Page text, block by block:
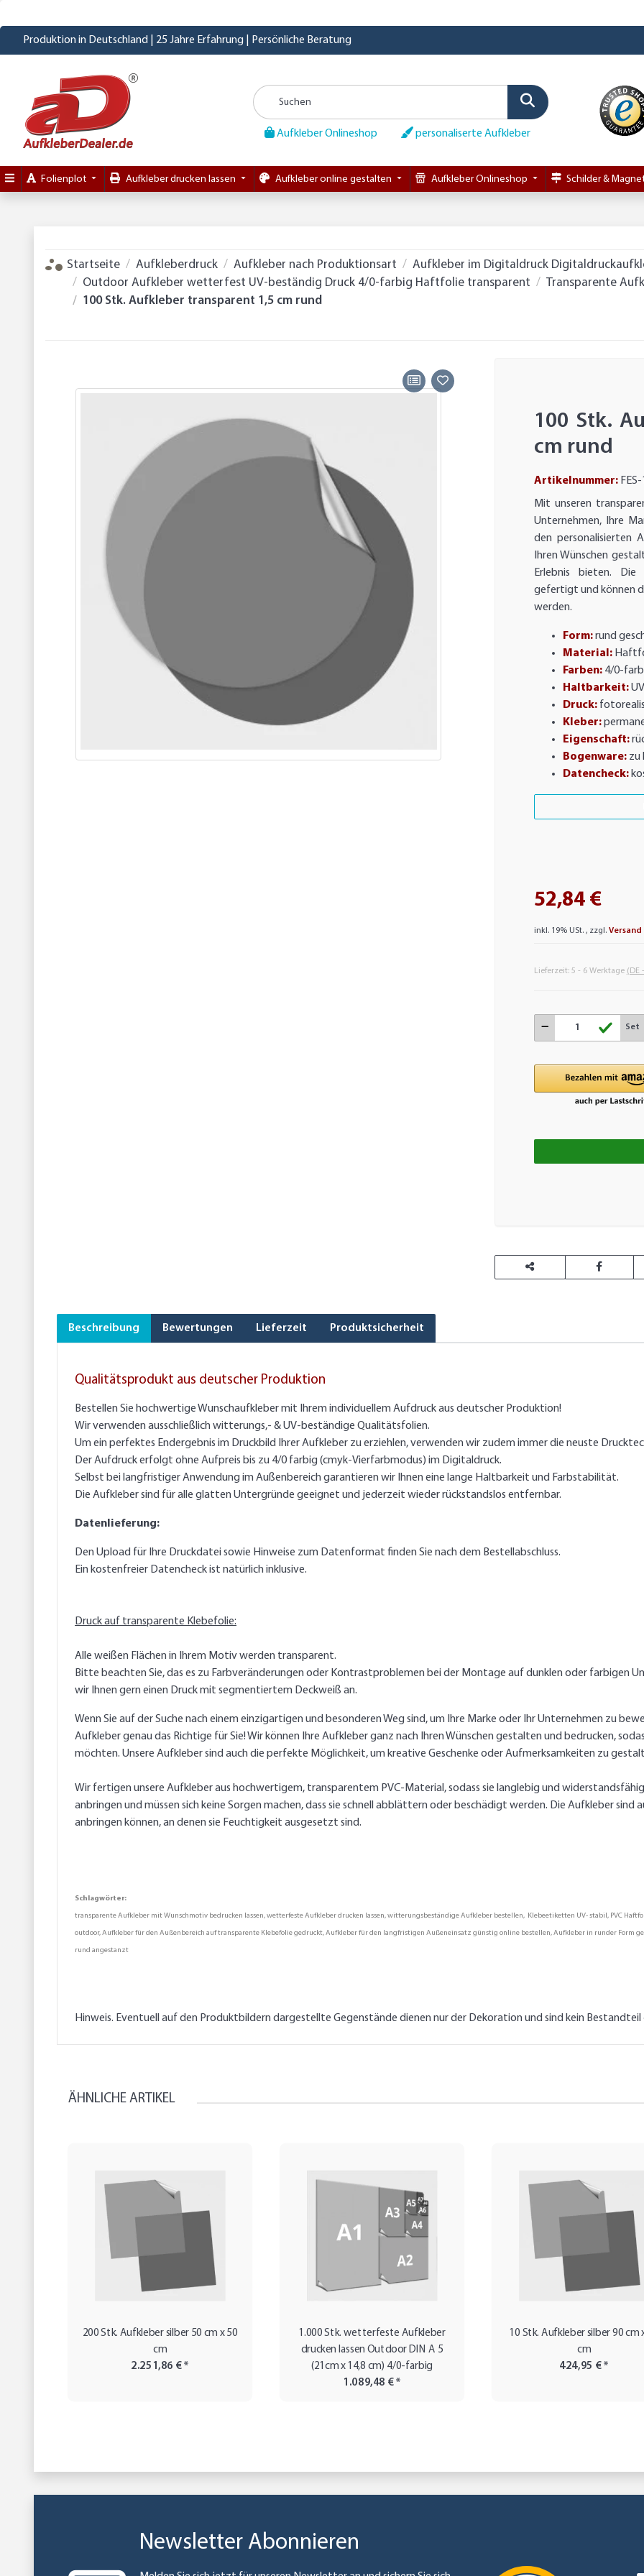
Produktion in Deutschland | 25 Jahre Erfahrung | Persönliche Beratung
Aufkleber Onlineshop personaliserte Aufkleber
Folienplot Aufkleber drucken lassen Aufkleber online gestalten Aufkleber Onlineshop Schilder &
Startseite Aufkleberdruck Aufkleber nach Produktionsart
Aufkleber im Digitaldruck
Outdoor Aufkleber wetterfest UV-beständig Druck 4/0-farbig Haftfolie transparent
Transparente
100 Stk. Aufkleber transparent 1,5 cm rund
100 Stk.
cm rund
Artikelnummer:
Mit unseren
Unternehmen, Ihre
den personalisierten
Ihren Wünschen
Erlebnis bieten.
gefertigt und können
werden.
Form:rund
Material:
Farben:4/0-
Haltbarkeit:
Druck:
Kleber:
Eigenschaft:
Bogenware:zu
Datencheck:
52,84 €
inkl. 19% USt. , zzgl. Versand
Lieferzeit: 5 - 6 Werktage (DE
Set
Beschreibung Bewertungen Lieferzeit Produktsicherheit
Qualitätsprodukt aus deutscher Produktion
Bestellen Sie hochwertige Wunschaufkleber mit Ihrem individuellem Aufdruck aus deutscher Produktion!
Wir verwenden ausschließlich witterungs,- & UV-beständige Qualitätsfolien.
Um ein perfektes Endergebnis im Druckbild Ihrer Aufkleber zu erziehlen, verwenden wir zudem immer die neuste
Der Aufdruck erfolgt ohne Aufpreis bis zu 4/0 farbig (cmyk-Vierfarbmodus) im Digitaldruck.
Selbst bei langfristiger Anwendung im Außenbereich garantieren wir Ihnen eine lange Haltbarkeit und Farbstabilität.
Die Aufkleber sind für alle glatten Untergründe geeignet und jederzeit wieder rückstandslos entfernbar.
Datenlieferung:
Den Upload für Ihre Druckdatei sowie Hinweise zum Datenformat finden Sie nach dem Bestellabschluss.
Ein kostenfreier Datencheck ist natürlich inklusive.
Druck auf transparente Klebefolie:
Alle weißen Flächen in Ihrem Motiv werden transparent.
Bitte beachten Sie, das es zu Farbveränderungen oder Kontrastproblemen bei der Montage auf dunklen oder farbigen
wir Ihnen gern einen Druck mit segmentiertem Deckweiß an.
Wenn Sie auf der Suche nach einem einzigartigen und besonderen Weg sind, um Ihre Marke oder Ihr Unternehmen zu
Aufkleber genau das Richtige für Sie! Wir können Ihre Aufkleber ganz nach Ihren Wünschen gestalten und bedrucken,
möchten. Unsere Aufkleber sind auch die perfekte Möglichkeit, um kreative Geschenke oder Aufmerksamkeiten zu
Wir fertigen unsere Aufkleber aus hochwertigem, transparentem PVC-Material, sodass sie langlebig und
anbringen und müssen sich keine Sorgen machen, dass sie schnell abblättern oder beschädigt werden. Die Aufkleber sind
anbringen können, an denen sie Feuchtigkeit ausgesetzt sind.
Schlagwörter:
transparente Aufkleber mit Wunschmotiv bedrucken lassen, wetterfeste Aufkleber drucken lassen, witterungsbeständige Aufkleber bestellen, Klebeetiketten UV- stabil, PVC
outdoor, Aufkleber für den Außenbereich auf transparente Klebefolie gedruckt, Aufkleber für den langfristigen Außeneinsatz günstig online bestellen, Aufkleber in runder Form
rund angestanzt
Hinweis. Eventuell auf den Produktbildern dargestellte Gegenstände dienen nur der Dekoration und sind kein Bestandteil
ÄHNLICHE ARTIKEL
200 Stk. Aufkleber silber 50 cm x 50
cm
2.251,86 €*
1.000 Stk. wetterfeste Aufkleber
drucken lassen Outdoor DIN A 5
(21cm x 14,8 cm) 4/0-farbig
1.089,48 €*
10 Stk. Aufkleber silber 90 cm
cm
424,95 €*
Newsletter Abonnieren